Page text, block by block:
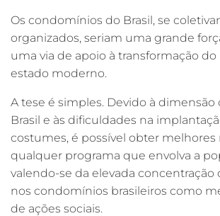
Os condomínios do Brasil, se
organizados, seriam uma grande
uma via de apoio à transformação
estado moderno.
A tese é simples. Devido à
Brasil e às dificuldades na
costumes, é possível obter melhores
qualquer programa que envolva a
valendo-se da elevada concentração
nos condomínios brasileiros como
de ações sociais.